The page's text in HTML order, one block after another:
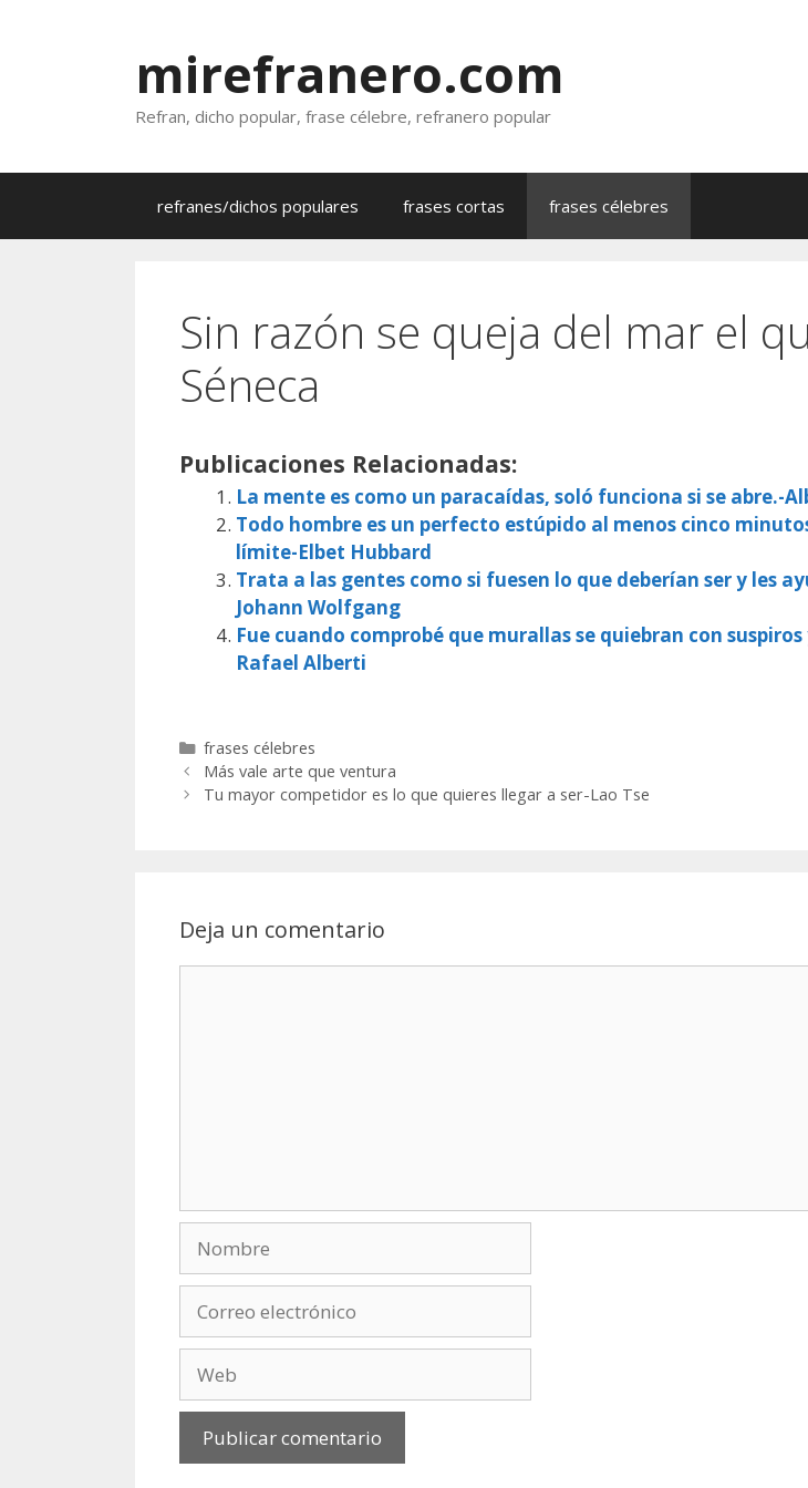
mirefranero.com
Refran, dicho popular, frase célebre, refranero popular
refranes/dichos populares frases cortas frases célebres
Sin razón se queja del mar el
Séneca
Publicaciones Relacionadas:
La mente es como un paracaídas, soló funciona si se abre.-
Todo hombre es un perfecto estúpido al menos cinco
límite-Elbet Hubbard
Trata a las gentes como si fuesen lo que deberían ser y les
Johann Wolfgang
Fue cuando comprobé que murallas se quiebran con
Rafael Alberti
Categorías
frases célebres
Más vale arte que ventura
Tu mayor competidor es lo que quieres llegar a ser-Lao Tse
Deja un comentario
electrónico